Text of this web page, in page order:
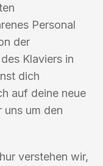
Personal
der
Klaviers in
dich
auf deine neue
um den
verstehen wir,